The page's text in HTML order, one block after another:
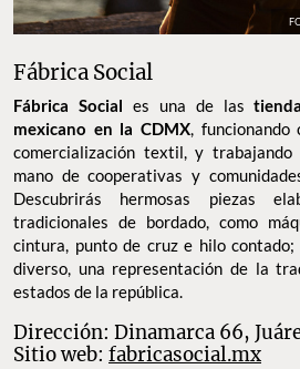
Fábrica Social
Fábrica Social es una de las
mexicano en la CDMX, funcionando
comercialización textil, y trabajando
mano de cooperativas y
Descubrirás hermosas piezas
tradicionales de bordado, como
cintura, punto de cruz e hilo
diverso, una representación de la
estados de la república.
Dirección: Dinamarca 66,
Sitio web: fabricasocial.mx